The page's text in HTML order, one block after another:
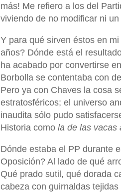
más! Me refiero a los del
viviendo de no modificar ni
Y para qué sirven éstos en
años? Dónde está el
ha acabado por convertirse
Borbolla se contentaba con
Pero ya con Chaves la cosa
estratosféricos; el universo
inaudita sólo pudo
Historia como la de las vacas
Dónde estaba el PP durante
Oposición? Al lado de qué
Qué prado sutil, qué dorada
cabeza con guirnaldas